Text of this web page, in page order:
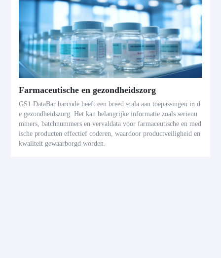
Farmaceutische en gezondheidszorg
GS1 DataBar barcode heeft een breed scala aan toepassingen in d
e gezondheidszorg. Het kan belangrijke informatie zoals serienu
mmers, batchnummers en vervaldata voor farmaceutische en med
ische producten effectief coderen, waardoor productveiligheid en
kwaliteit gewaarborgd worden.